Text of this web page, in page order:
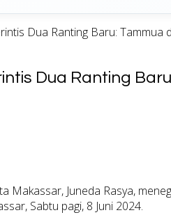
Dua Ranting Baru: Tammua
Dua Ranting
Makassar, Juneda Rasya,
Sabtu pagi, 8 Juni 2024.